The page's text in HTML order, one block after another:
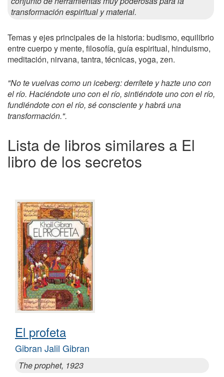
transformación espiritual y material.
Temas y ejes principales de la historia: budismo, equilibrio
entre cuerpo y mente, filosofía, guía espiritual, hinduismo,
meditación, nirvana, tantra, técnicas, yoga, zen.
"No te vuelvas como un iceberg: derrítete y hazte uno con
el río. Haciéndote uno con el río, sintiéndote uno con el río,
fundiéndote con el río, sé consciente y habrá una
transformación.".
Lista de libros similares a El
libro de los secretos
El profeta
Gibran Jalil Gibran
The prophet, 1923